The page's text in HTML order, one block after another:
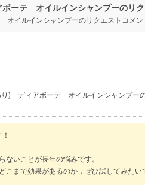
ーテ オイルインシャンプーのリク
イルインシャンプーのリクエストコメ
り) ディアボーテ オイルインシャンプー
ないことが長年の悩みです。
こまで効果があるのか，ぜひ試してみたい